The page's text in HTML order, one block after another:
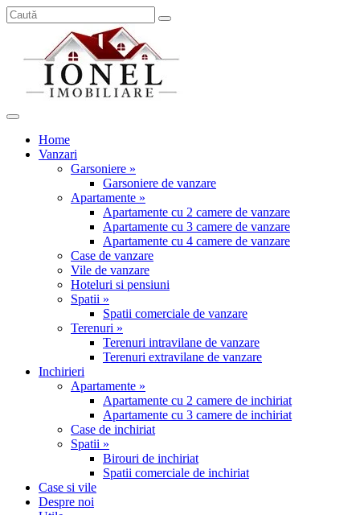
Home
Vanzari
Garsoniere »
Garsoniere de vanzare
Apartamente »
Apartamente cu 2 camere de vanzare
Apartamente cu 3 camere de vanzare
Apartamente cu 4 camere de vanzare
Case de vanzare
Vile de vanzare
Hoteluri si pensiuni
Spatii »
Spatii comerciale de vanzare
Terenuri »
Terenuri intravilane de vanzare
Terenuri extravilane de vanzare
Inchirieri
Apartamente »
Apartamente cu 2 camere de inchiriat
Apartamente cu 3 camere de inchiriat
Case de inchiriat
Spatii »
Birouri de inchiriat
Spatii comerciale de inchiriat
Case si vile
Despre noi